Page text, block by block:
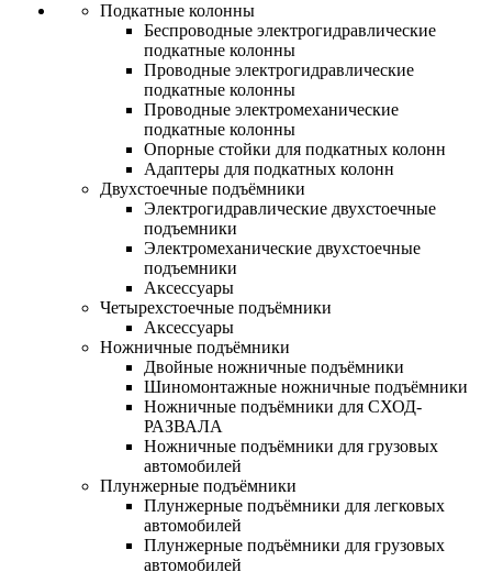
Подкатные колонны
Беспроводные электрогидравлические
подкатные колонны
Проводные электрогидравлические
подкатные колонны
Проводные электромеханические
подкатные колонны
Опорные стойки для подкатных колонн
Адаптеры для подкатных колонн
Двухстоечные подъёмники
Электрогидравлические двухстоечные
подъемники
Электромеханические двухстоечные
подъемники
Аксессуары
Четырехстоечные подъёмники
Аксессуары
Ножничные подъёмники
Двойные ножничные подъёмники
Шиномонтажные ножничные подъёмники
Ножничные подъёмники для СХОД-
РАЗВАЛА
Ножничные подъёмники для грузовых
автомобилей
Плунжерные подъёмники
Плунжерные подъёмники для легковых
автомобилей
Плунжерные подъёмники для грузовых
автомобилей